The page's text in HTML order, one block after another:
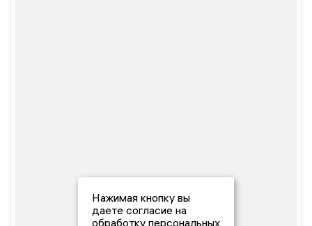
Нажимая кнопку вы
даете согласие на
обработку персональных